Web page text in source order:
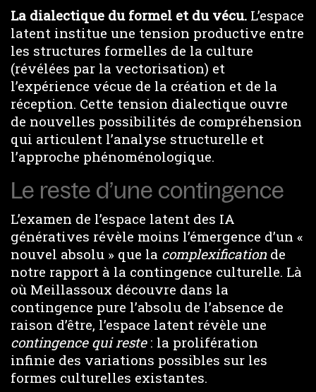
La dialectique du formel et du vécu. L’espace
latent institue une tension productive entre
les structures formelles de la culture
(révélées par la vectorisation) et
l’expérience vécue de la création et de la
réception. Cette tension dialectique ouvre
de nouvelles possibilités de compréhension
qui articulent l’analyse structurelle et
l’approche phénoménologique.
Le reste d’une contingence
L’examen de l’espace latent des IA
génératives révèle moins l’émergence d’un «
nouvel absolu » que la complexificationde
notre rapport à la contingence culturelle. Là
où Meillassoux découvre dans la
contingence pure l’absolu de l’absence de
raison d’être, l’espace latent révèle une
contingence qui reste: la prolifération
infinie des variations possibles sur les
formes culturelles existantes.